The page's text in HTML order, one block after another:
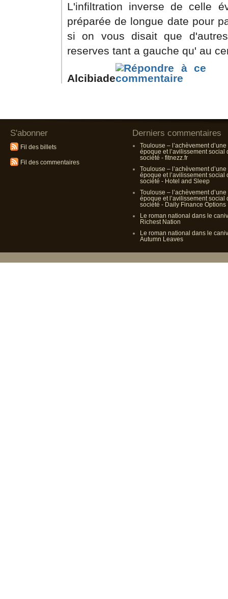
L'infiltration inverse de celle
préparée de longue date pour
si on vous disait que
reserves tant a gauche qu' au
Alcibiade
S'abonner
Fil des billets
Fil des commentaires
Derniers commentaires
Toulouse – l’achèvement d’une
époque et l’avilissement social
société - fitnezz.fr
Toulouse – l’achèvement d’une
époque et l’avilissement social
société - Hotel and Sleep
Toulouse – l’achèvement d’une
époque et l’avilissement social
société - Daily Finance Options
Le roman national dans le
Richest Nation
Le roman national dans le
Autumn Leaves